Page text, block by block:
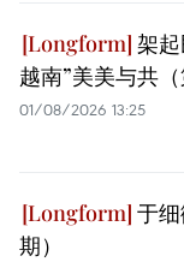
架
越南”美美与共（
01/08/2026 13:25
于
期）